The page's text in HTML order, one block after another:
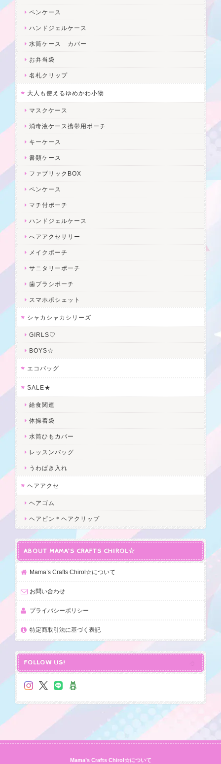
ペンケース
ハンドジェルケース
水筒ケース カバー
お弁当袋
名札クリップ
大人も使えるゆめかわ小物
マスクケース
消毒液ケース携帯用ポーチ
キーケース
書類ケース
ファブリックBOX
ペンケース
マチ付ポーチ
ハンドジェルケース
へアアクセサリー
メイクポーチ
サニタリーポーチ
歯ブラシポーチ
スマホポシェット
シャカシャカシリーズ
GIRLS♡
BOYS☆
エコバッグ
SALE★
給食関連
体操着袋
水筒ひもカバー
レッスンバッグ
うわばき入れ
ヘアアクセ
ヘアゴム
ヘアピン＊ヘアクリップ
ABOUT MAMA’S CRAFTS CHIROL☆
Mama’s Crafts Chirol☆について
お問い合わせ
プライバシーポリシー
特定商取引法に基づく表記
FOLLOW US!
Mama’s Crafts Chirol☆について